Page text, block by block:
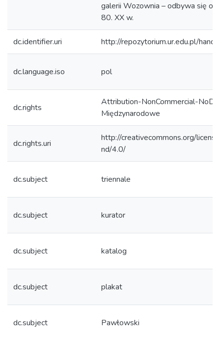
galerii Wozownia – odbywa się
80. XX w.
dc.identifier.uri http://repozytorium.ur.edu.pl/
dc.language.iso pol
dc.rights
Attribution-NonCommercial-
Międzynarodowe
dc.rights.uri
http://creativecommons.org/
nd/4.0/
dc.subject triennale
dc.subject kurator
dc.subject katalog
dc.subject plakat
dc.subject Pawłowski